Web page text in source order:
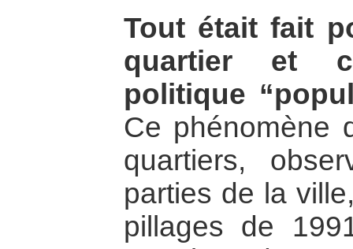
Tout était fait
quartier et
politique
Ce phénomène
quartiers,
parties de la
pillages de